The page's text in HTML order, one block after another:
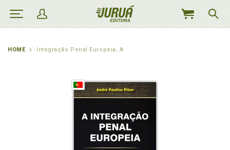
MEU
HOME Integração Penal Europeia, A